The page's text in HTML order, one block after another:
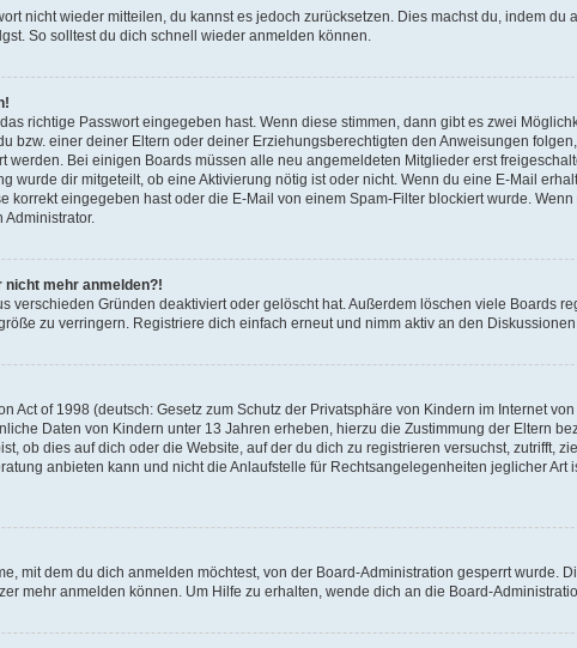
nicht wieder mitteilen, du kannst es jedoch zurücksetzen. Dies machst du, indem du
So solltest du dich schnell wieder anmelden können.
richtige Passwort eingegeben hast. Wenn diese stimmen, dann gibt es zwei
bzw. einer deiner Eltern oder deiner Erziehungsberechtigten den Anweisungen
werden. Bei einigen Boards müssen alle neu angemeldeten Mitglieder erst
wurde dir mitgeteilt, ob eine Aktivierung nötig ist oder nicht. Wenn du eine E-Mail
korrekt eingegeben hast oder die E-Mail von einem Spam-Filter blockiert wurde.
mehr anmelden?!
verschieden Gründen deaktiviert oder gelöscht hat. Außerdem löschen viele Boards
zu verringern. Registriere dich einfach erneut und nimm aktiv an den
Act of 1998 (deutsch: Gesetz zum Schutz der Privatsphäre von Kindern im Internet
Daten von Kindern unter 13 Jahren erheben, hierzu die Zustimmung der Eltern
ob dies auf dich oder die Website, auf der du dich zu registrieren versuchst, zutrifft,
anbieten kann und nicht die Anlaufstelle für Rechtsangelegenheiten jeglicher Art
mit dem du dich anmelden möchtest, von der Board-Administration gesperrt wurde.
mehr anmelden können. Um Hilfe zu erhalten, wende dich an die Board-